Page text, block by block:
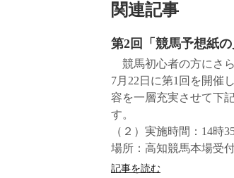
関連記事
第2回「競馬予想紙
競馬初心者の方にさ
7月22日に第1回を開催
容を一層充実させて下
す。 記 ○実施
（２）実施時間：14
場所：高知競馬本場受
記事を読む